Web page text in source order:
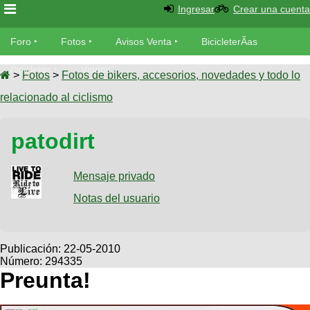
Foro
Foro
TÃ©cnica
Fotos
tu foto
Galeria
XC
Viajes
Descenso
SUBÃ
tu
Buscar
Ultimos
Fotos
BicicleterÃ­
as
Bicicletas
Tandem
Videos
Cicloturismo
Ingresar Crear una cuenta
Foro Fotos Avisos Venta BicicleterÃ­as
Bicicletas Videos
> Fotos > Fotos de bikers, accesorios, novedades y todo lo
relacionado al ciclismo
patodirt
Mensaje privado
Notas del usuario
Publicación: 22-05-2010
Número: 294335
Preunta!